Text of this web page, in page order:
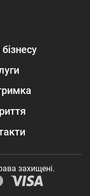
захищені.